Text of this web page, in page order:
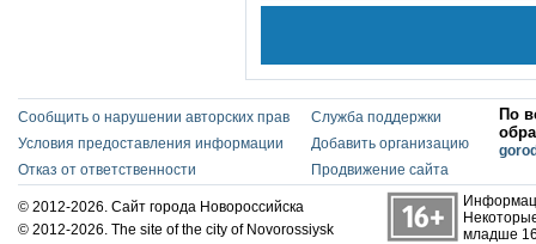
Сообщить о нарушении авторских прав
Условия предоставления информации
Отказ от ответственности
Служба поддержки
Добавить организацию
Продвижение сайта
По
© 2012-2026. Сайт города Новороссийска
© 2012-2026. The site of the city of Novorossiysk
младше